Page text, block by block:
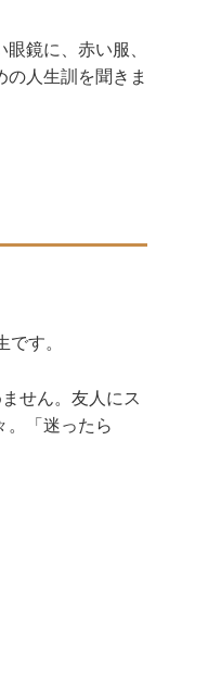
鏡に、赤い服、
人生訓を聞きま
す。
せん。友人にス
。「迷ったら